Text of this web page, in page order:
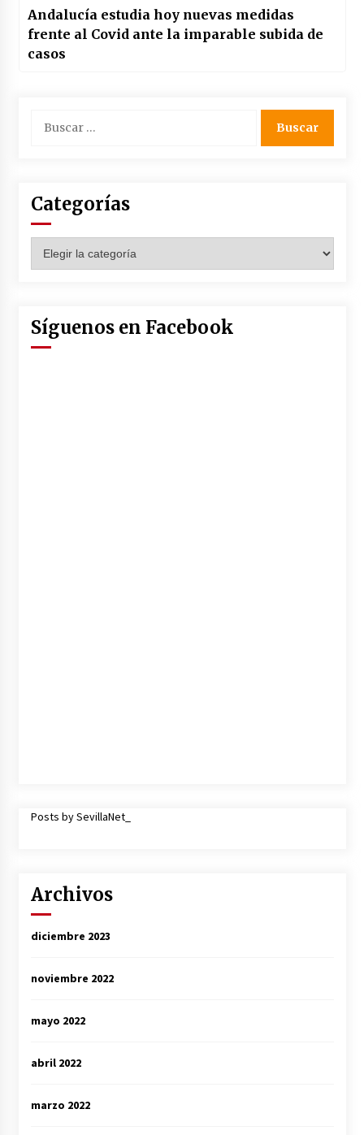
Andalucía estudia hoy nuevas medidas
frente al Covid ante la imparable subida de
casos
Categorías
Síguenos en Facebook
Posts by SevillaNet_
Archivos
diciembre 2023
noviembre 2022
mayo 2022
abril 2022
marzo 2022